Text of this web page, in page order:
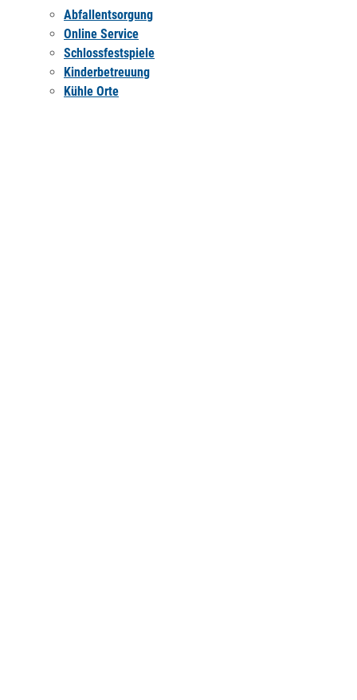
Abfallentsorgung
Online Service
Schlossfestspiele
Kinderbetreuung
Kühle Orte